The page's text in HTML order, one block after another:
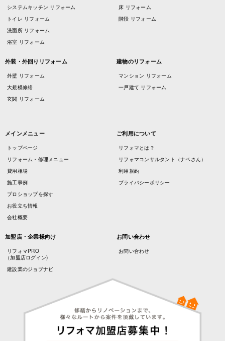
システムキッチン リフォーム
トイレ リフォーム
洗面所 リフォーム
浴室 リフォーム
床 リフォーム
階段 リフォーム
外装・外回りリフォーム
外壁 リフォーム
大規模修繕
玄関 リフォーム
建物のリフォーム
マンション リフォーム
一戸建て リフォーム
メインメニュー
トップページ
リフォーム・修理メニュー
費用相場
施工事例
プロショップを探す
お役立ち情報
会社概要
ご利用について
リフォマとは？
リフォマコンサルタント（ナベさん）
利用規約
プライバシーポリシー
加盟店・企業様向け
リフォマPRO
（加盟店ログイン)
建設業のジョブナビ
お問い合わせ
お問い合わせ